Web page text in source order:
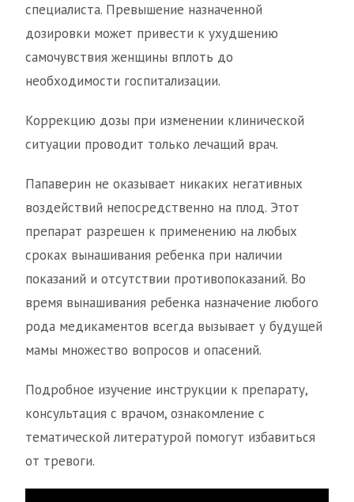
специалиста. Превышение назначенной
дозировки может привести к ухудшению
самочувствия женщины вплоть до
необходимости госпитализации.
Коррекцию дозы при изменении клинической
ситуации проводит только лечащий врач.
Папаверин не оказывает никаких негативных
воздействий непосредственно на плод. Этот
препарат разрешен к применению на любых
сроках вынашивания ребенка при наличии
показаний и отсутствии противопоказаний. Во
время вынашивания ребенка назначение любого
рода медикаментов всегда вызывает у будущей
мамы множество вопросов и опасений.
Подробное изучение инструкции к препарату,
консультация с врачом, ознакомление с
тематической литературой помогут избавиться
от тревоги.